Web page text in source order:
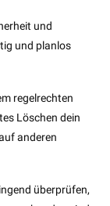
und
und planlos
regelrechten
Löschen dein
anderen
überprüfen,